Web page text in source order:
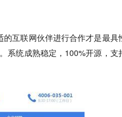
互联网伙伴进行合作才是最
系统成熟稳定，100%开源，支